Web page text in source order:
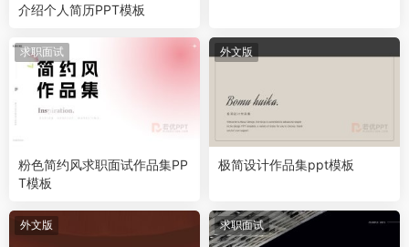
介绍个人简历PPT模板
求职面试
粉色简约风求职面试作品集PP
T模板
外文版
极简设计作品集ppt模板
外文版 求职面试